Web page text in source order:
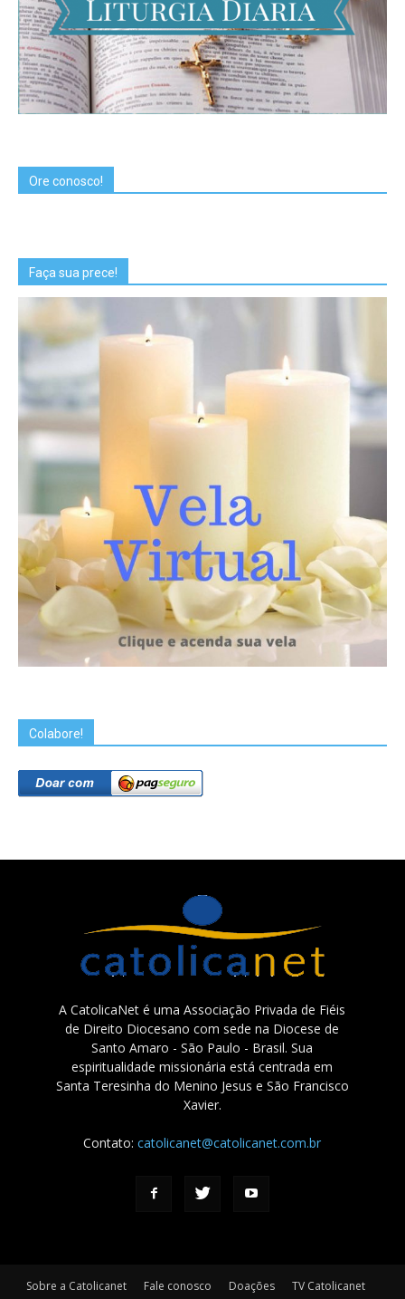
Ore conosco!
Faça sua prece!
Colabore!
A CatolicaNet é uma Associação Privada de Fiéis
de Direito Diocesano com sede na Diocese de
Santo Amaro - São Paulo - Brasil. Sua
espiritualidade missionária está centrada em
Santa Teresinha do Menino Jesus e São Francisco
Xavier.
Contato:catolicanet@catolicanet.com.br
Sobre a Catolicanet Fale conosco Doações
TV Catolicanet